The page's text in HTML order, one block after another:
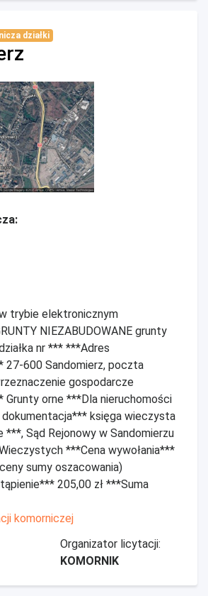
działki
trybie elektronicznym
NIEZABUDOWANE grunty
nr *** ***Adres
27-600 Sandomierz, poczta
gospodarcze
Grunty orne ***Dla nieruchomości
księga wieczysta
***, Sąd Rejonowy w Sandomierzu
***Cena wywołania***
sumy oszacowania)
205,00 zł ***Suma
komorniczej
Organizator licytacji:
KOMORNIK